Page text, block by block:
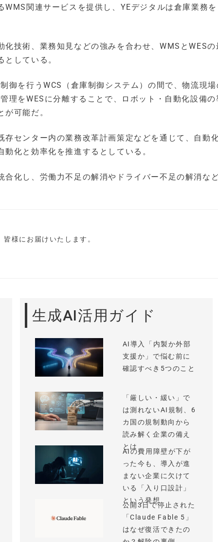
関連サービスを提供し、YEデジタルは倉庫業務
技術、業務知見などの強みを合わせ、WMSとWES
している。
御を行うWCS（倉庫制御システム）の間で、物流現
理をWESに分離することで、ロボット・自動化設備
可能だ。
センター内の業務改革計画策定などを通じて、自動
化と効率化を推進するとしている。
化し、労働力不足の解消やドライバー不足の解消な
様にお届けいたします。
生成AI活用ガイド
AI導入「内製か外部
支援か」で悩む前に
確認すべき5つのこと
「厳しい・緩い」で
は測れないAI規制、6
カ国の規制動向から
読み解く企業の備え
とは
AIの費用障壁が下が
った今も、導入が進
まない企業に欠けて
いる「入り口設計」
という発想
公開3日で停止された
「Claude Fable 5」
はなぜ復活できたの